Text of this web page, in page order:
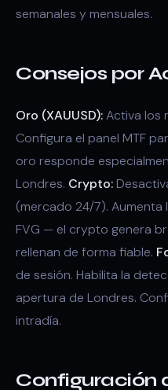
semanales y mensuales.
Consejos por
Oro (XAUUSD):Activa los
Configura el panel MTF
oro responde
Londres. Crypto:
(mercado 24/7). Aumenta
FVG — el crypto genera
rellenan de forma fiable.
de sesión. Habilita la
apertura de Londres.
intradía.
Configuración